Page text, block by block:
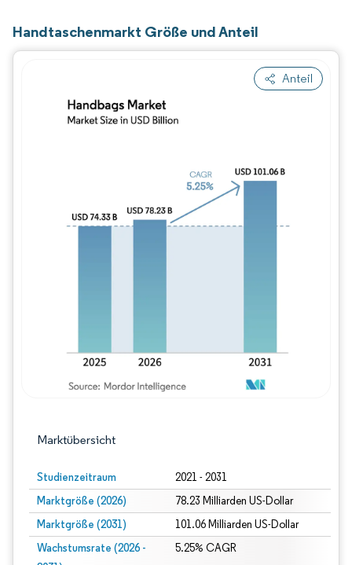
Handtaschenmarkt Größe und Anteil
Anteil
Marktübersicht
Studienzeitraum 2021 - 2031
Marktgröße (2026) 78.23 Milliarden US-Dollar
Marktgröße (2031) 101.06 Milliarden US-Dollar
Wachstumsrate (2026 -
5.25% CAGR